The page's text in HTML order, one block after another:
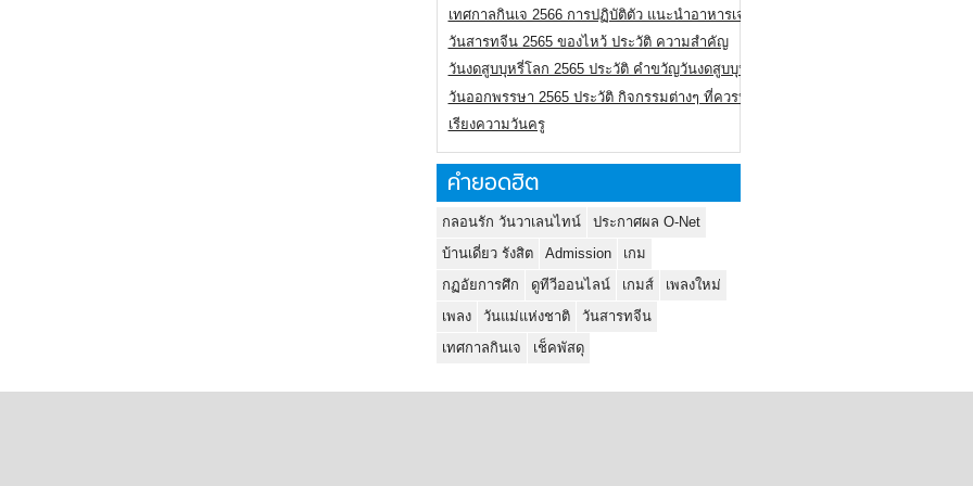
เทศกาลกินเจ 2566 การปฏิบัติตัว แนะนำอาหารเจ
วันสารทจีน 2565 ของไหว้ ประวัติ ความสำคัญ
วันงดสูบบุหรี่โลก 2565 ประวัติ คำขวัญวันงดสูบบุหรี่โลก
วันออกพรรษา 2565 ประวัติ กิจกรรมต่างๆ ที่ควรปฏิบัติ
เรียงความวันครู
คำยอดฮิต
กลอนรัก วันวาเลนไทน์
ประกาศผล O-Net
บ้านเดี่ยว รังสิต
Admission
เกม
กฏอัยการศึก
ดูทีวีออนไลน์ เกมส์
เพลงใหม่
เพลง
วันแม่แห่งชาติ
วันสารทจีน
เทศกาลกินเจ
เช็คพัสดุ